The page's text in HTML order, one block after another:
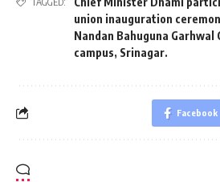
union inauguration
Nandan Bahuguna
campus, Srinagar.
Facebook